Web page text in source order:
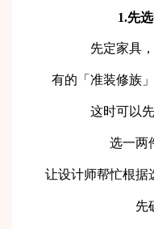
1.先
先定家具
有的「准装修族
这时可以
选一两
让设计师帮忙根据
先